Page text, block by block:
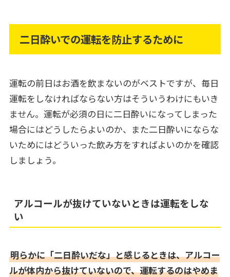
二日酔いでの運転を防止するために
運転の前日はお酒を飲まないのがベストですが、毎日
運転をしなければならない方はそういうわけにもいき
ません。運転が必須の日に二日酔いになってしまった
場合にはどうしたらよいのか、また二日酔いにならな
いためにはどういった飲み方をすればよいのかを確認
しましょう。
アルコールが抜けていないときは運転をしな
い
明らかに「二日酔いだな」と感じるときは、アルコー
ルが体内から抜けていないので、運転するのはやめま